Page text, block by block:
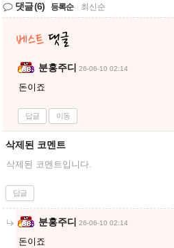
댓글(6) 등록순 최신순
분홍주디 26-06-10 02:14
돈이죠
답글 이동
삭제된 코멘트
삭제된 코멘트입니다.
답글
분홍주디 26-06-10 02:14
돈이죠